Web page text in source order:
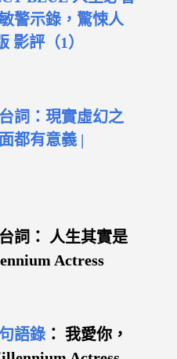
警示錄，驚悚人
影評（1）
詞：現實虛幻之
都有意義 |
詞： 人生其實是
Actress
語錄 ： 我愛你，